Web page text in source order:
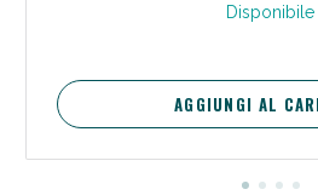
Disponibile
AGGIUNGI AL